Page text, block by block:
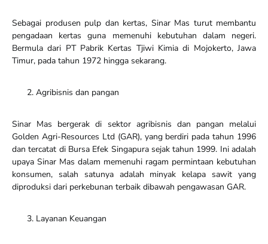
Sebagai produsen pulp dan kertas, Sinar Mas turut membantu
pengadaan kertas guna memenuhi kebutuhan dalam negeri.
Bermula dari PT Pabrik Kertas Tjiwi Kimia di Mojokerto, Jawa
Timur, pada tahun 1972 hingga sekarang.
Agribisnis dan pangan
Sinar Mas bergerak di sektor agribisnis dan pangan melalui
Golden Agri-Resources Ltd (GAR), yang berdiri pada tahun 1996
dan tercatat di Bursa Efek Singapura sejak tahun 1999. Ini adalah
upaya Sinar Mas dalam memenuhi ragam permintaan kebutuhan
konsumen, salah satunya adalah minyak kelapa sawit yang
diproduksi dari perkebunan terbaik dibawah pengawasan GAR.
Layanan Keuangan